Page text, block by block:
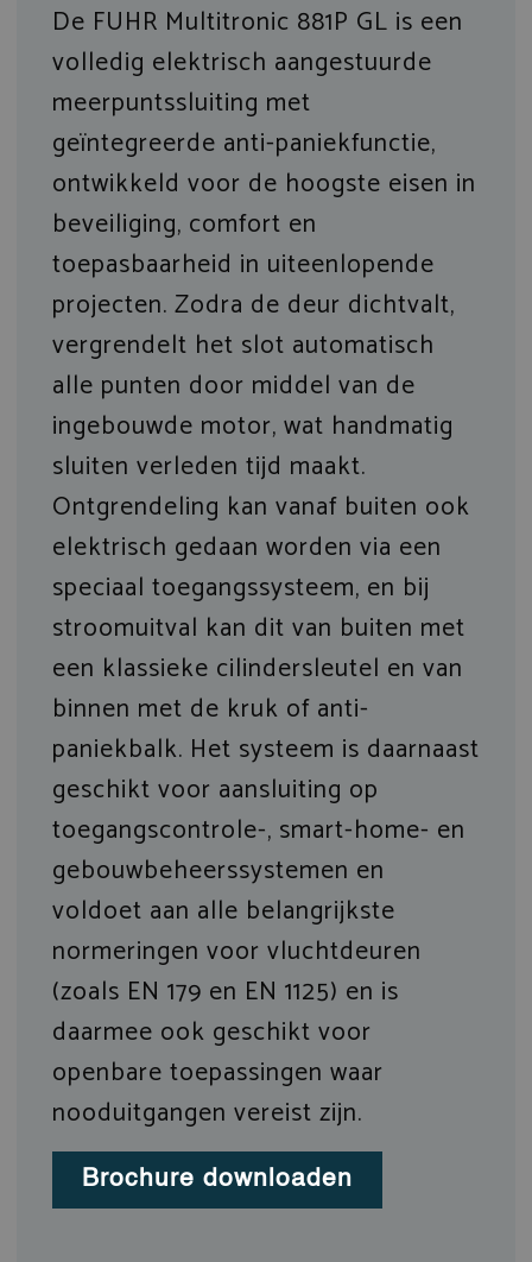
De FUHR Multitronic 881P GL is een
volledig elektrisch aangestuurde
meerpuntssluiting met
geïntegreerde anti-paniekfunctie,
ontwikkeld voor de hoogste eisen in
beveiliging, comfort en
toepasbaarheid in uiteenlopende
projecten. Zodra de deur dichtvalt,
vergrendelt het slot automatisch
alle punten door middel van de
ingebouwde motor, wat handmatig
sluiten verleden tijd maakt.
Ontgrendeling kan vanaf buiten ook
elektrisch gedaan worden via een
speciaal toegangssysteem, en bij
stroomuitval kan dit van buiten met
een klassieke cilindersleutel en van
binnen met de kruk of anti-
paniekbalk. Het systeem is daarnaast
geschikt voor aansluiting op
toegangscontrole-, smart-home- en
gebouwbeheerssystemen en
voldoet aan alle belangrijkste
normeringen voor vluchtdeuren
(zoals EN 179 en EN 1125) en is
daarmee ook geschikt voor
openbare toepassingen waar
nooduitgangen vereist zijn.
Brochure downloaden